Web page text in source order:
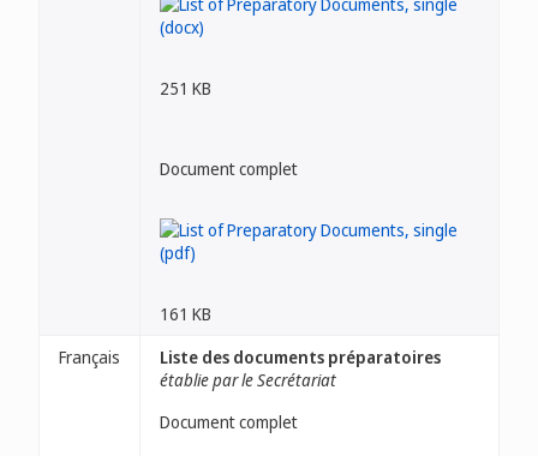
251 KB
Document complet
161 KB
Français
Liste des documents préparatoires
établie par le Secrétariat
Document complet